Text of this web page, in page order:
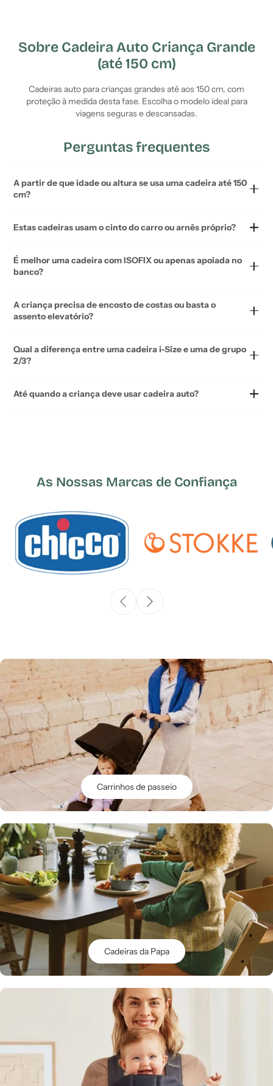
Sobre Cadeira Auto Criança Grande
(até 150 cm)
Cadeiras auto para crianças grandes até aos 150 cm, com
proteção à medida desta fase. Escolha o modelo ideal para
viagens seguras e descansadas.
Perguntas frequentes
A partir de que idade ou altura se usa uma cadeira até 150
cm?
Estas cadeiras usam o cinto do carro ou arnês próprio?
É melhor uma cadeira com ISOFIX ou apenas apoiada no
banco?
A criança precisa de encosto de costas ou basta o
assento elevatório?
Qual a diferença entre uma cadeira i-Size e uma de grupo
2/3?
Até quando a criança deve usar cadeira auto?
As Nossas Marcas de Confiança
Carrinhos de passeio
Cadeiras da Papa